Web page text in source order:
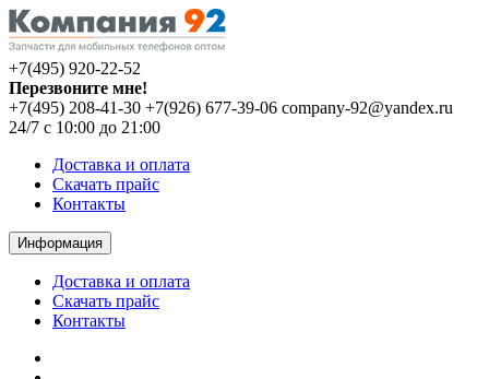
+7(495) 920-22-52
Перезвоните мне!
+7(495) 208-41-30 +7(926) 677-39-06 company-92@yandex.ru
24/7 с 10:00 до 21:00
Доставка и оплата
Скачать прайс
Контакты
Информация
Доставка и оплата
Скачать прайс
Контакты